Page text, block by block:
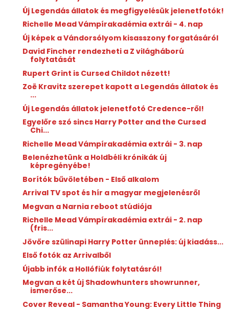
Új Legendás állatok és megfigyelésük jelenetfotók!
Richelle Mead Vámpírakadémia extrái - 4. nap
Új képek a Vándorsólyom kisasszony forgatásáról
David Fincher rendezheti a Z világháború
folytatását
Rupert Grint is Cursed Childot nézett!
Zoë Kravitz szerepet kapott a Legendás állatok és
...
Új Legendás állatok jelenetfotó Credence-ről!
Egyelőre szó sincs Harry Potter and the Cursed
Chi...
Richelle Mead Vámpírakadémia extrái - 3. nap
Belenézhetünk a Holdbéli krónikák új
képregényébe!
Borítók bűvöletében - Első alkalom
Arrival TV spot és hír a magyar megjelenésről
Megvan a Narnia reboot stúdiója
Richelle Mead Vámpírakadémia extrái - 2. nap
(fris...
Jövőre szülinapi Harry Potter ünneplés: új kiadáss...
Első fotók az Arrivalből
Újabb infók a Hollófiúk folytatásról!
Megvan a két új Shadowhunters showrunner,
ismerőse...
Cover Reveal - Samantha Young: Every Little Thing